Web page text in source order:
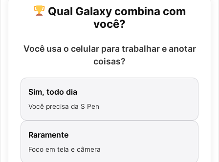
Qual Galaxy combina com
você?
Você usa o celular para trabalhar e anotar
coisas?
Sim, todo dia
Você precisa da S Pen
Raramente
Foco em tela e câmera